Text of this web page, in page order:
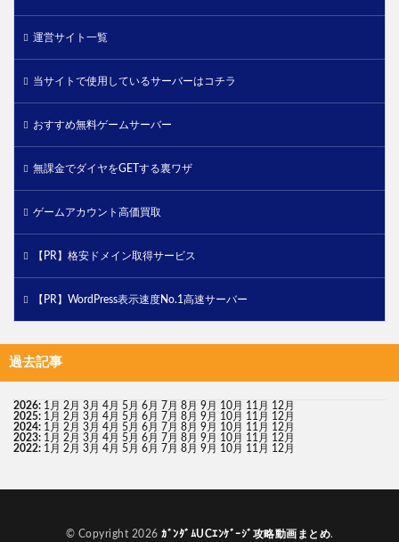
運営サイト一覧
当サイトで使用しているサーバーはコチラ
おすすめ無料ゲームサーバー
無課金でダイヤをGETする裏ワザ
ゲームアカウント高価買取
【PR】格安ドメイン取得サービス
【PR】WordPress表示速度No.1高速サーバー
過去記事
2026: 1月 2月 3月 4月 5月 6月 7月 8月 9月 10月 11月 12月
2025: 1月 2月 3月 4月 5月 6月 7月 8月 9月 10月 11月 12月
2024: 1月 2月 3月 4月 5月 6月 7月 8月 9月 10月 11月 12月
2023: 1月 2月 3月 4月 5月 6月 7月 8月 9月 10月 11月 12月
2022: 1月 2月 3月 4月 5月 6月 7月 8月 9月 10月 11月 12月
© Copyright 2026 ｶﾞﾝﾀﾞﾑUCｴﾝｹﾞｰｼﾞ攻略動画まとめ.